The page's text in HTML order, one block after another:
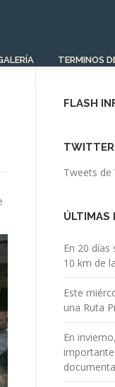
TERMINOS
FLASH
Tweets de
ÚLTIMAS
En 20
10 km de
Este
una Ruta
En